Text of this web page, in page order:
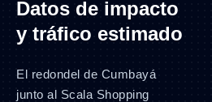
Datos de impacto
y tráfico estimado
El redondel de Cumbayá
junto al Scala Shopping